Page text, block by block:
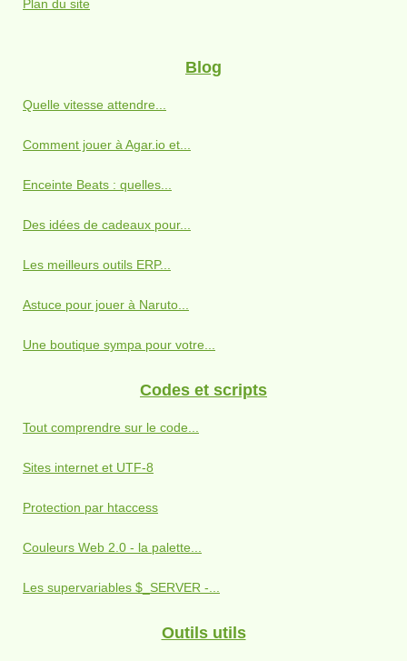
Plan du site
Blog
Quelle vitesse attendre...
Comment jouer à Agar.io et...
Enceinte Beats : quelles...
Des idées de cadeaux pour...
Les meilleurs outils ERP...
Astuce pour jouer à Naruto...
Une boutique sympa pour votre...
Codes et scripts
Tout comprendre sur le code...
Sites internet et UTF-8
Protection par htaccess
Couleurs Web 2.0 - la palette...
Les supervariables $_SERVER -...
Outils utils